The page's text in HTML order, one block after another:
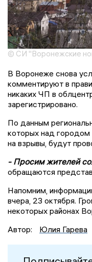
© СИ "Воронежские
В Воронеже снова
комментируют в
никаких ЧП в
зарегистрировано.
По данным
которых над городом
на взрывы, будут
- Просим жителей
обращаются
Напомним,
вчера, 23 октября.
некоторых районах
Автор:
Юлия Гарева